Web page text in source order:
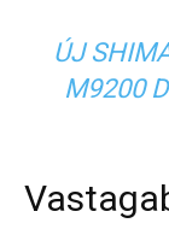
ÚJ
M9200